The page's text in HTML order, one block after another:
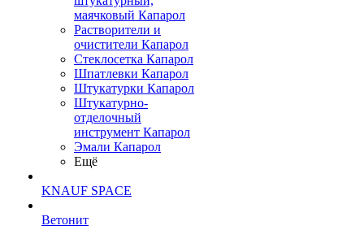
маячковый Капарол
Растворители и
очистители Капарол
Cтеклосетка Капарол
Шпатлевки Капарол
Штукатурки Капарол
Штукатурно-
отделочный
инструмент Капарол
Эмали Капарол
Ещё
KNAUF SPACE
Ветонит